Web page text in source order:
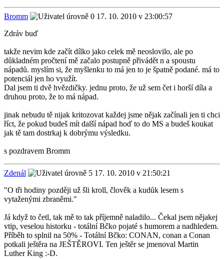
Bromm
17. 10. 2010 v 23:00:57
Zdráv buď
takže nevim kde začít dílko jako celek mě neoslovilo, ale po
důkladném pročtení mě začalo postupně přivádět n a spoustu
nápadů. myslím si, že myšlenku to má jen to je špatně podané. má to
potenciál jen ho využít.
Dal jsem ti dvě hvězdičky. jednu proto, že už sem čet i horší díla a
druhou proto, že to má nápad.
jinak nebudu tě nijak kritozovat každej jsme nějak začínali jen ti chci
říct, že pokud budeš mít další nápad hoď to do MS a budeš koukat
jak tě tam dostrkaj k dobrýmu výsledku.
s pozdravem Bromm
Zdenál
17. 10. 2010 v 21:50:21
"O tři hodiny později už šli kroll, člověk a kudůk lesem s
vytaženými zbraněmi."
Já když to četl, tak mě to tak příjemně naladilo... Čekal jsem nějakej
vtip, veselou historku - totální Bčko pojaté s humorem a nadhledem.
Příběh to splnil na 50% - Totální Bčko: CONAN, conan a Conan
potkali ještěra na JEŠTĚROVI. Ten ještěr se jmenoval Martin
Luther King :-D.